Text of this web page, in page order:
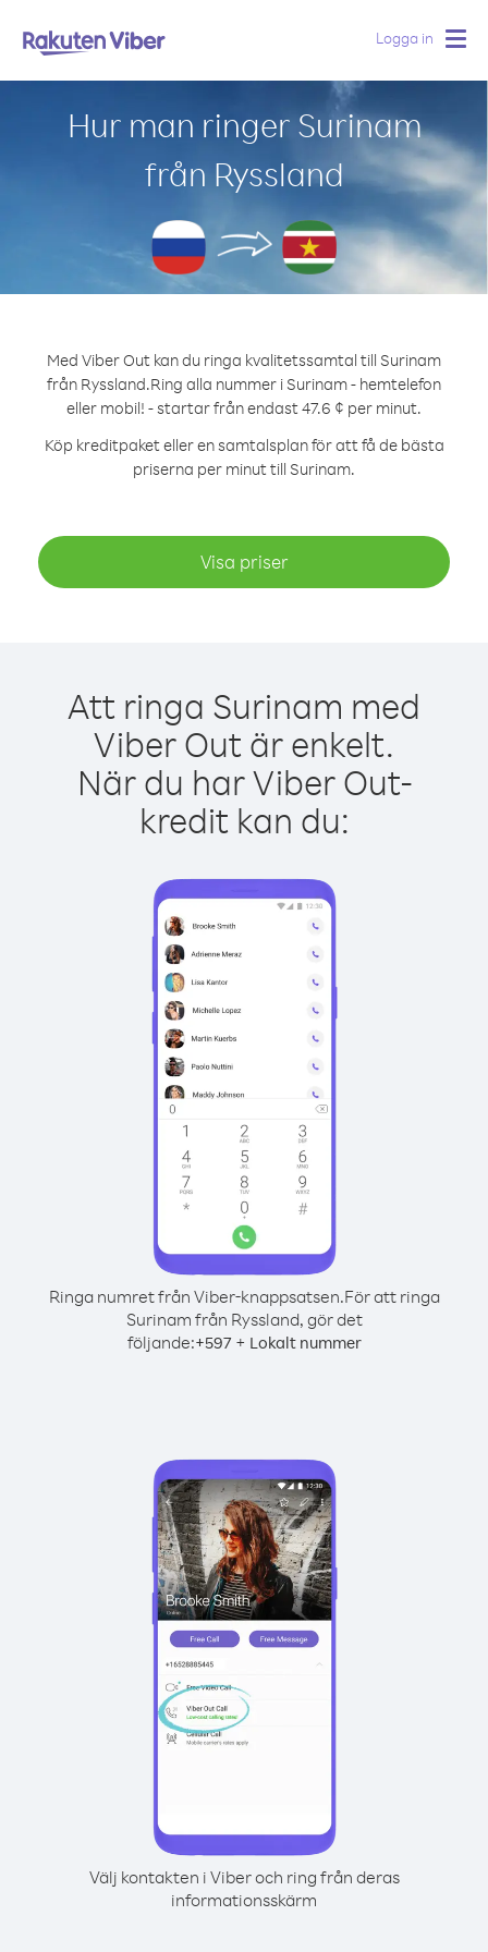
Logga in
Hur man ringer Surinam
från Ryssland
Med Viber Out kan du ringa kvalitetssamtal till Surinam
från Ryssland.Ring alla nummer i Surinam - hemtelefon
eller mobil! - startar från endast 47.6 ¢ per minut.
Köp kreditpaket eller en samtalsplan för att få de bästa
priserna per minut till Surinam.
Visa priser
Att ringa Surinam med
Viber Out är enkelt.
När du har Viber Out-
kredit kan du:
Ringa numret från Viber-knappsatsen.För att ringa
Surinam från Ryssland, gör det
följande:+597+ Lokalt nummer
Välj kontakten i Viber och ring från deras
informationsskärm